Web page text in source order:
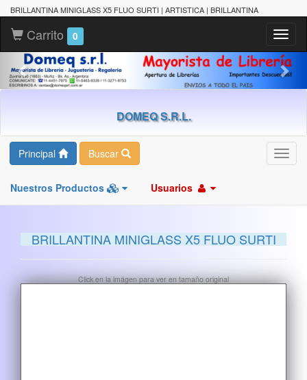
BRILLANTINA MINIGLASS X5 FLUO SURTI | ARTISTICA | BRILLANTINA
Carrito 0
DOMEQ S.R.L.
Principal Buscar
Nuestros Productos Usuarios
BRILLANTINA MINIGLASS X5 FLUO SURTI
Click en la imágen para ver en tamaño original